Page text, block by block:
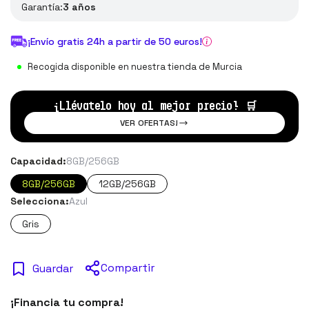
Garantía:3 años
¡Envío gratis 24h a partir de 50 euros!
Recogida disponible en nuestra tienda de Murcia
¡Llévatelo hoy al mejor precio! 🛒
VER OFERTAS!
Capacidad:8GB/256GB
8GB/256GB
12GB/256GB
Selecciona:Azul
Gris
Guardar Compartir
¡Financia tu compra!